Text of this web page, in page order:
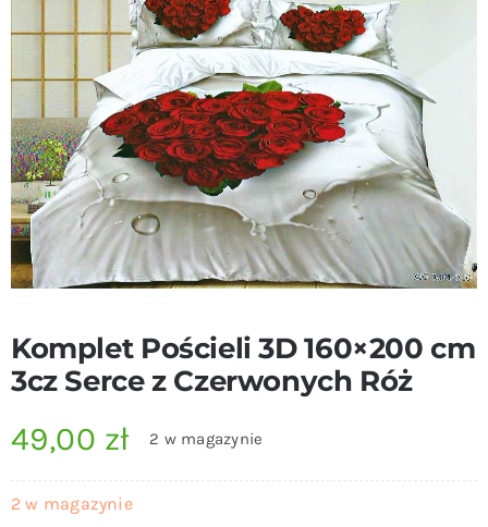
Komplet Pościeli 3D 160×200 cm
3cz Serce z Czerwonych Róż
49,00 zł 2 w magazynie
2 w magazynie